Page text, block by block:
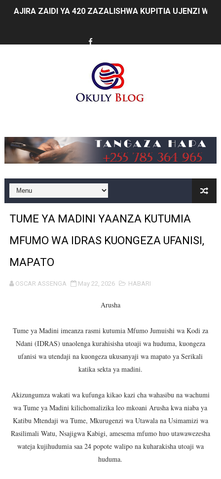
AJIRA ZAIDI YA 420 ZAZALISHWA KUPITIA UJENZI WA
KILA KILO INAYOPOTEA NI SHILINGI INAYOPOTEA -
HABARI ZILIZOPEWA UZITO WA JUU KATIKA
FCC YAIMARISHA ELIMU YA USHINDANI NA ULINZI WA
Prof. Kabudi ahimiza matumizi ya teknolojia za kisasa
MTWALE AITAKA TARURA IENDELEE KUTOA
MTENDAJI MKUU WMA AHAMASISHA WANANCHI
TBS YAENDELEA KUTOA ELUMU YA VIWANGO
RAIS SAMIA AIPONGEZA TADB KUWA MDHAMINI
Msajili wa Hazina ateta na Rais wa Benki ya Biashara
MHANDISI SWEDI: NANENANE NI FURSA YA
WMA YAPONGEZWA KWA KUANZISHA KLABU ZA
TBS Yaendelea kutoa elimu ya uthibitishaji ubora wa
TACAIDS YASISITIZA KINGA DHIDI YA UKIMWI
TUME YA MADINI YAANZA KUTUMIA
MFUMO WA IDRAS KUONGEZA UFANISI,
MAPATO
OSCAR ASSENGA May 22, 2026 HABARI
Arusha
Tume ya Madini imeanza rasmi kutumia Mfumo Jumuishi wa Kodi za
Ndani (IDRAS) unaolenga kurahisisha utoaji wa huduma, kuongeza
ufanisi wa utendaji na kuongeza ukusanyaji wa mapato ya Serikali
katika sekta ya madini.
Akizungumza wakati wa kufunga kikao kazi cha wahasibu na wachumi
wa Tume ya Madini kilichomalizika leo mkoani Arusha kwa niaba ya
Katibu Mtendaji wa Tume, Mkurugenzi wa Utawala na Usimamizi wa
Rasilimali Watu, Nsajigwa Kabigi, amesema mfumo huo utawawezesha
wateja kujihudumia saa 24 popote walipo na kuharakisha utoaji wa
huduma.